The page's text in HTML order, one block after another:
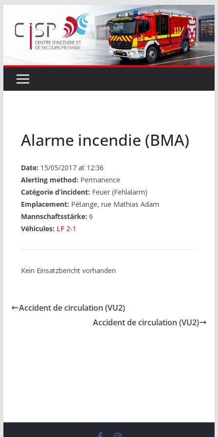
contenu
Alarme incendie (BMA)
Date: 15/05/2017 at 12:36
Alerting method: Permanence
Catégorie d’incident: Feuer (Fehlalarm)
Emplacement: Pétange, rue Mathias Adam
Mannschaftsstärke: 6
Véhicules: LF 2-1
Kein Einsatzbericht vorhanden
Accident de circulation (VU2)
Accident de circulation (VU2)